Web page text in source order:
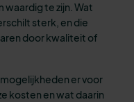
waardig te zijn. Wat
sterk, en die
door kwaliteit of
er voor
kosten en wat daarin